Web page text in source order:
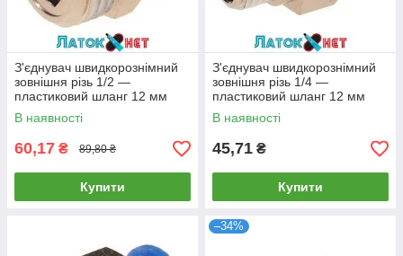
З'єднувач швидкорознімний
зовнішня різь 1/2 —
пластиковий шланг 12 мм
SPC12-04 Airkraft
В наявності
60,17 ₴ 89,80 ₴
Купити
З'єднувач швидкорознімний
зовнішня різь 1/4 —
пластиковий шланг 12 мм
SPC12-02 Airkraft
В наявності
45,71 ₴
Купити
–34%